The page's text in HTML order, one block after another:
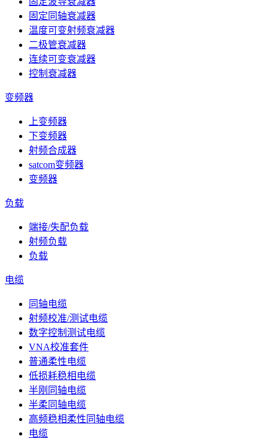
固定同轴衰减器
温度可变射频衰减器
二极管衰减器
连续可变衰减器
控制衰减器
变频器
上变频器
下变频器
射频合成器
satcom变频器
变频器
负载
端接/失配负载
射频负载
负载
电缆
同轴电缆
射频校准/测试电缆
数字控制测试电缆
VNA校准套件
普通柔性电缆
低损耗稳相电缆
半刚同轴电缆
半柔同轴电缆
高频稳相柔性同轴电缆
电缆